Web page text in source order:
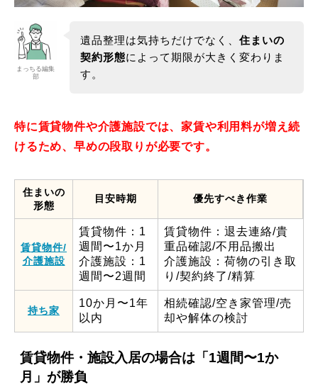
まっちる編集
部
遺品整理は気持ちだけでなく、 住まいの
契約形態によって期限が大きく変わりま
す。
特に賃貸物件や介護施設では、家賃や利用料が増え続
けるため、早めの段取りが必要です。
住まいの
形態
目安時期 優先すべき作業
賃貸物件/
介護施設
賃貸物件：1
週間〜1か月
介護施設：1
週間〜2週間
賃貸物件：退去連絡/貴
重品確認/不用品搬出
介護施設：荷物の引き取
り/契約終了/精算
持ち家
10か月〜1年
以内
相続確認/空き家管理/売
却や解体の検討
賃貸物件・施設入居の場合は「 1週間〜1か
月 」が勝負